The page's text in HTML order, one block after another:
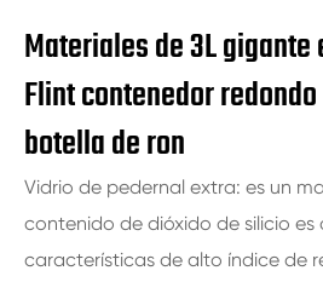
Materiales de 3L
Flint contenedor
botella de ron
Vidrio de pedernal extra: es un
contenido de dióxido de silicio es
características de alto índice de